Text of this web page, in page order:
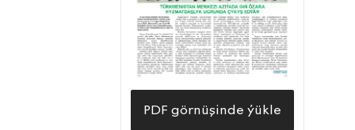
PDF görnüşinde ýükle